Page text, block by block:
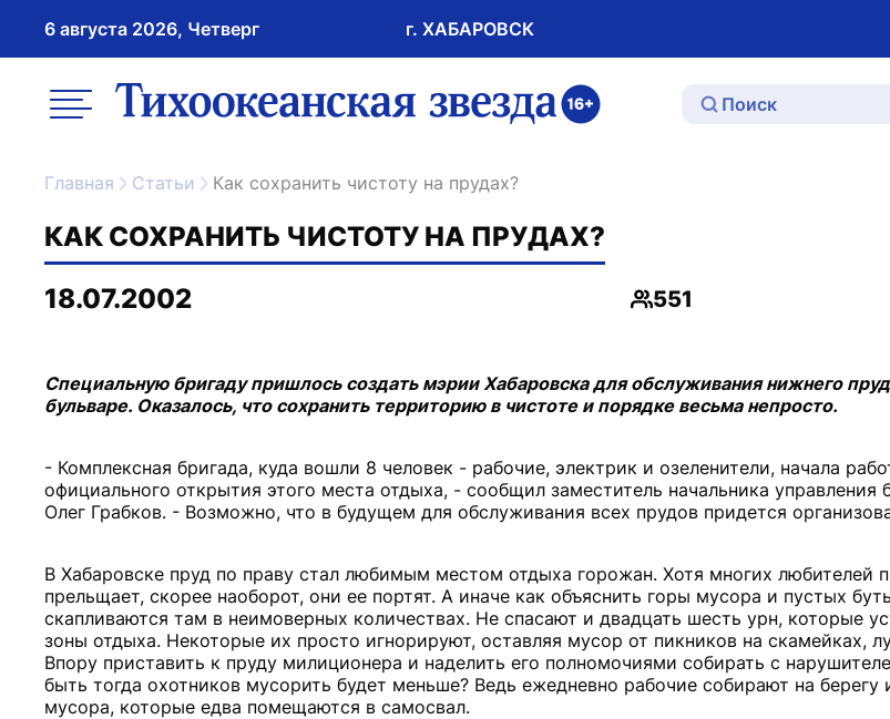
6 августа 2026, Четверг г. ХАБАРОВСК
меню ссылка на главную
Главная Статьи Как сохранить чистоту на прудах?
КАК СОХРАНИТЬ ЧИСТОТУ НА ПРУДАХ?
18.07.2002
Просмотры
551
Специальную бригаду пришлось создать мэрии Хабаровска для обслуживания нижнего
бульваре. Оказалось, что сохранить территорию в чистоте и порядке весьма непросто.
- Комплексная бригада, куда вошли 8 человек - рабочие, электрик и озеленители, начала
официального открытия этого места отдыха, - сообщил заместитель начальника управления
Олег Грабков. - Возможно, что в будущем для обслуживания всех прудов придется
В Хабаровске пруд по праву стал любимым местом отдыха горожан. Хотя многих любителей
прельщает, скорее наоборот, они ее портят. А иначе как объяснить горы мусора и пустых
скапливаются там в неимоверных количествах. Не спасают и двадцать шесть урн, которые
зоны отдыха. Некоторые их просто игнорируют, оставляя мусор от пикников на скамейках,
Впору приставить к пруду милиционера и наделить его полномочиями собирать с
быть тогда охотников мусорить будет меньше? Ведь ежедневно рабочие собирают на берегу
мусора, которые едва помещаются в самосвал.